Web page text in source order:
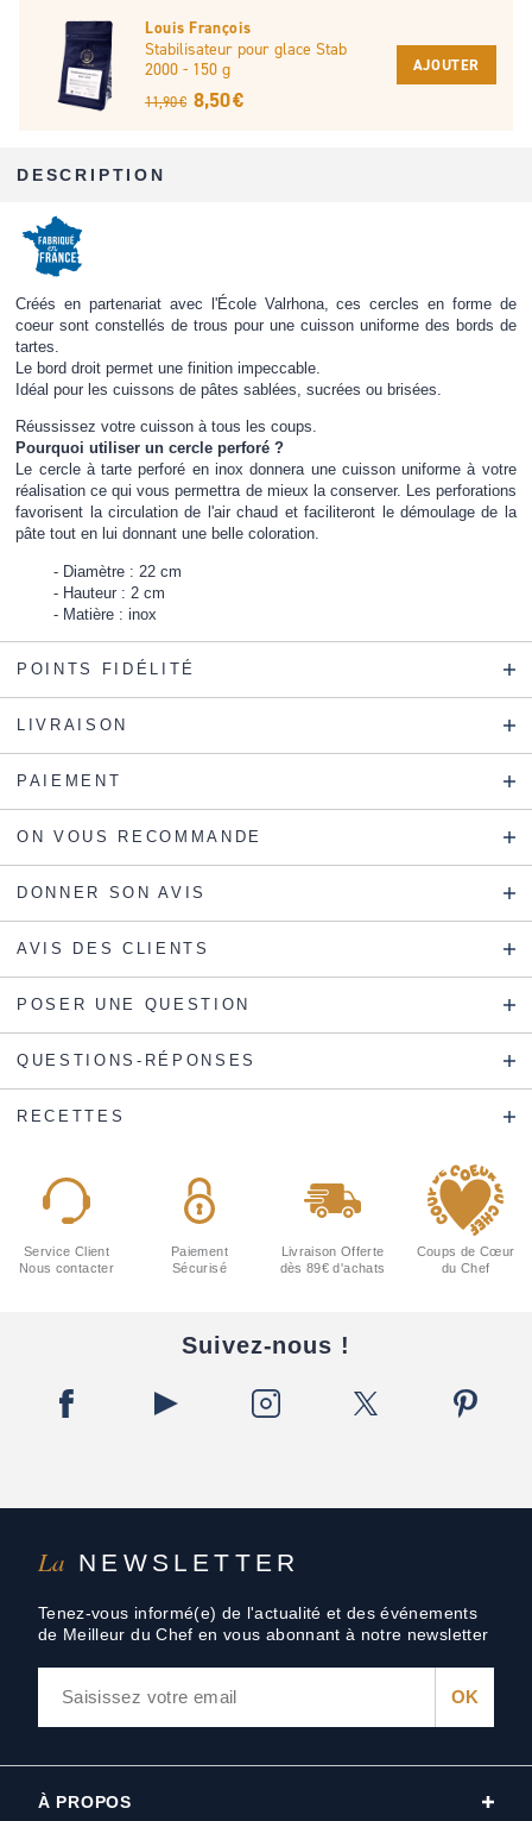
Louis François
Stabilisateur pour glace Stab
2000 - 150 g
11,90 € 8,50 €
AJOUTER
DESCRIPTION
Créés en partenariat avec l'École Valrhona, ces cercles en forme de
coeur sont constellés de trous pour une cuisson uniforme des bords de
tartes.
Le bord droit permet une finition impeccable.
Idéal pour les cuissons de pâtes sablées, sucrées ou brisées.
Réussissez votre cuisson à tous les coups.
Pourquoi utiliser un cercle perforé ?
Le cercle à tarte perforé en inox donnera une cuisson uniforme à votre
réalisation ce qui vous permettra de mieux la conserver. Les perforations
favorisent la circulation de l'air chaud et faciliteront le démoulage de la
pâte tout en lui donnant une belle coloration.
Diamètre : 22 cm
Hauteur : 2 cm
Matière : inox
POINTS FIDÉLITÉ
LIVRAISON
PAIEMENT
ON VOUS RECOMMANDE
DONNER SON AVIS
AVIS DES CLIENTS
POSER UNE QUESTION
QUESTIONS-RÉPONSES
RECETTES
La NEWSLETTER
Tenez-vous informé(e) de l'actualité et des événements
de Meilleur du Chef en vous abonnant à notre newsletter
Service Client
Nous contacter
Paiement
Sécurisé
Livraison Offerte
dès 89€ d'achats
Coups de Cœur
du Chef
Suivez-nous !
À PROPOS